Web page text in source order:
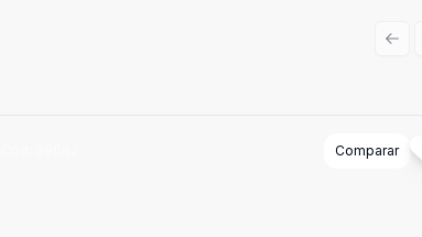
Comparar